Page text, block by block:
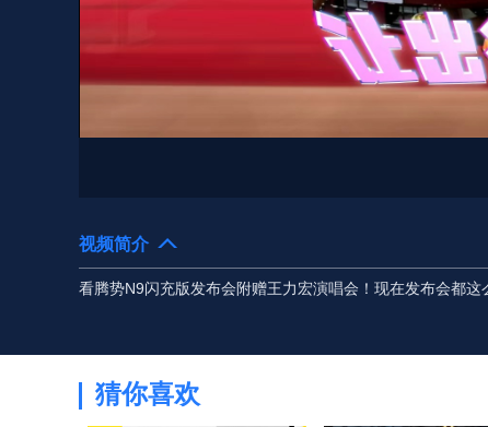
视频简介
看腾势N9闪充版发布会附赠王力宏演唱会！现在发布会都这
猜你喜欢